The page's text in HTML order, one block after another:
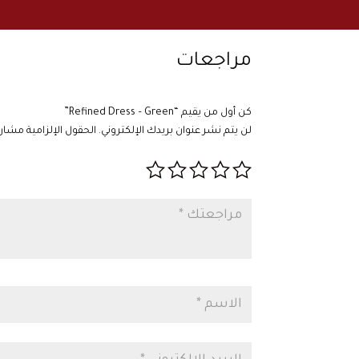
مراجعات
كن أول من يقيم “Refined Dress – Green”
لن يتم نشر عنوان بريدك الإلكتروني. الحقول الإلزامية مشار